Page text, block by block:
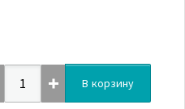
В корзину